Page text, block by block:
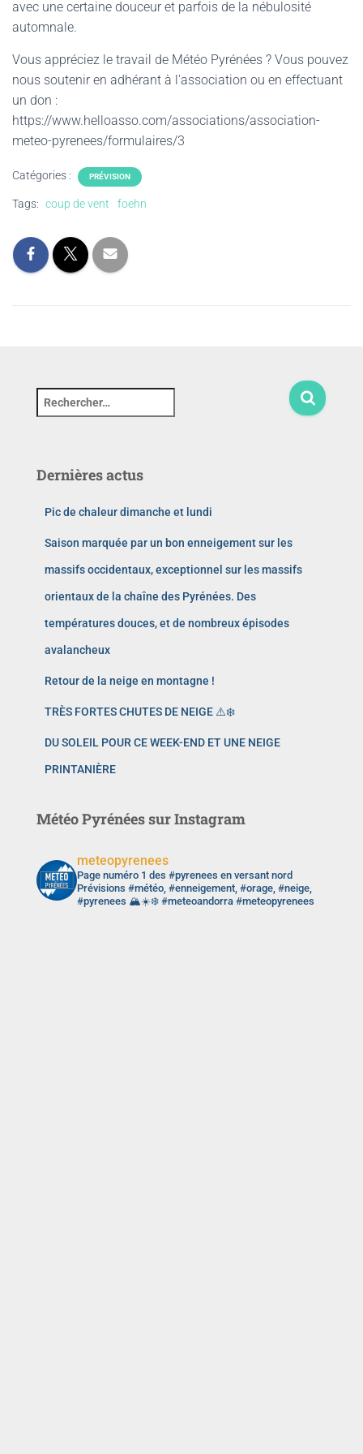
avec une certaine douceur et parfois de la nébulosité
automnale.
Vous appréciez le travail de Météo Pyrénées ? Vous pouvez
nous soutenir en adhérant à l'association ou en effectuant
un don :
https://www.helloasso.com/associations/association-
meteo-pyrenees/formulaires/3
Catégories : PRÉVISION
Tags: coup de vent foehn
Dernières actus
Pic de chaleur dimanche et lundi
Saison marquée par un bon enneigement sur les
massifs occidentaux, exceptionnel sur les massifs
orientaux de la chaîne des Pyrénées. Des
températures douces, et de nombreux épisodes
avalancheux
Retour de la neige en montagne !
TRÈS FORTES CHUTES DE NEIGE ⚠️❄️
DU SOLEIL POUR CE WEEK-END ET UNE NEIGE
PRINTANIÈRE
Météo Pyrénées sur Instagram
meteopyrenees
Page numéro 1 des #pyrenees en versant nord
Prévisions #météo, #enneigement, #orage, #neige,
#pyrenees 🏔️☀️❄️ #meteoandorra #meteopyrenees